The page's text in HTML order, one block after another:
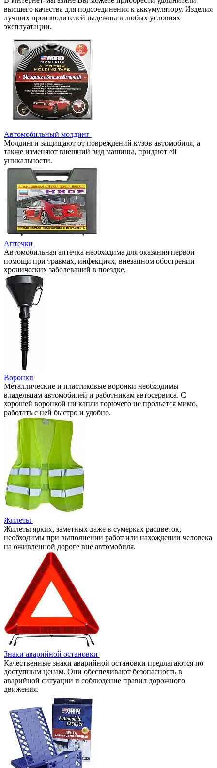
высшего качества для подсоединения к аккумулятору. Изделия
лучших производителей надежны в любых условиях
эксплуатации.
Автомобильный молдинг
Молдинги защищают от повреждений кузов автомобиля, а
также изменяют внешний вид машины, придают ей
уникальности.
Аптечки
Автомобильная аптечка необходима для оказания первой
помощи при травмах, инфекциях, внезапном обострении
хронических заболеваний в поездке.
Воронки
Металлические и пластиковые воронки необходимы
владельцам автомобилей и работникам автосервиса. С
хорошей воронкой ни капли горючего не прольется мимо,
работать с ней быстро и удобно.
Жилеты
Жилеты ярких, заметных даже в сумерках расцветок,
необходимы при выполнении работ или нахождении человека
на оживленной дороге вне автомобиля.
Знаки аварийной остановки
Качественные знаки аварийной остановки предлагаются по
доступным ценам. Они обеспечивают безопасность в
аварийной ситуации и соблюдение правил дорожного
движения.